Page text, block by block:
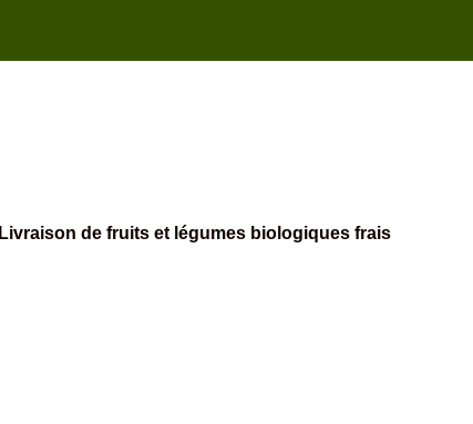
Livraison de fruits et légumes biologiques frais